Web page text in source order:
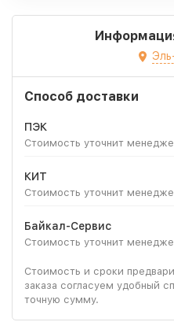
Способ доставки
ПЭК
Стоимость уточнит
КИТ
Стоимость уточнит
Байкал-Сервис
Стоимость уточнит
Стоимость и сроки
заказа согласуем удобный
точную сумму.